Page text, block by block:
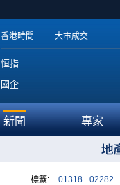
香港時間 大市成交
恒指
國企
新聞 專家
標籤: 01318 02282